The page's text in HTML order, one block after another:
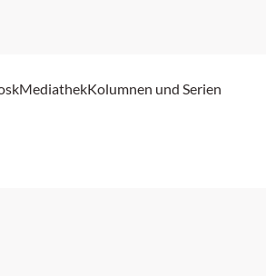
MediathekKolumnen und Serien